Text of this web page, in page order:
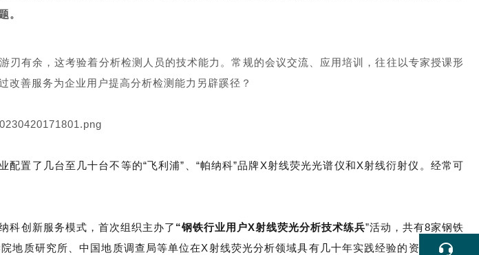
。
有余，这考验着分析检测人员的技术能力。常规的会议交流、应用培训，往往以专家授课形
善服务为企业用户提高分析检测能力另辟蹊径？
置了几台至几十台不等的“飞利浦”、“帕纳科”品牌X射线荧光光谱仪和X射线衍射仪。经常可
科创新服务模式，首次组织主办了 “钢铁行业用户X射线荧光分析技术练兵”活动，共有8家钢铁
质研究所、中国地质调查局等单位在X射线荧光分析领域具有几十年实践经验的资深专家与